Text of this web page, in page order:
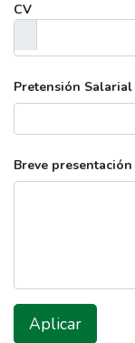
CV
Pretensión Salarial
Breve presentación
Aplicar